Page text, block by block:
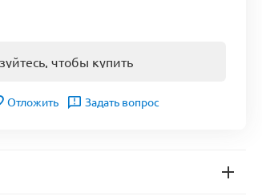
чтобы купить
Отложить Задать вопрос